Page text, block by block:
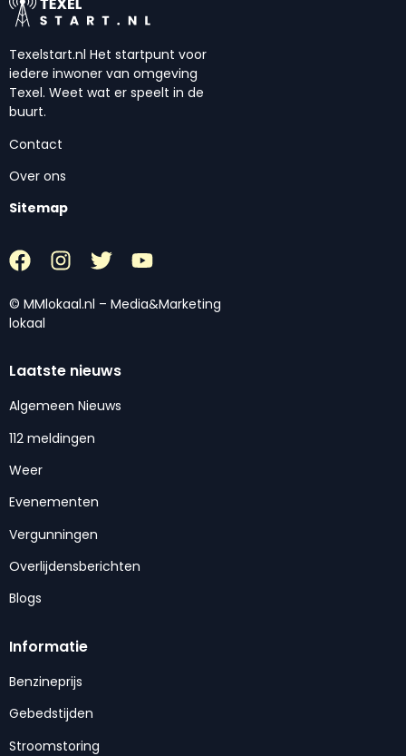
Texelstart.nl Het startpunt voor
iedere inwoner van omgeving
Texel. Weet wat er speelt in de
buurt.
Contact
Over ons
Sitemap
© MMlokaal.nl – Media&Marketing
lokaal
Laatste nieuws
Algemeen Nieuws
112 meldingen
Weer
Evenementen
Vergunningen
Overlijdensberichten
Blogs
Informatie
Benzineprijs
Gebedstijden
Stroomstoring